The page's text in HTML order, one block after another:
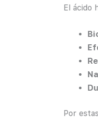
El ácido
Por